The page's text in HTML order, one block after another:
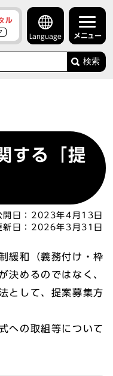
ル
Language メニュー
検索
する「提
開日： 2023年4月13日
新日： 2026年3月31日
緩和（義務付け・枠
決めるのではなく、
として、提案募集方
への取組等について